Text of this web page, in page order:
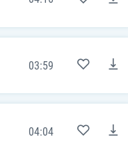
03:59
04:04